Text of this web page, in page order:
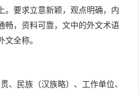
要求立意新颖，观点明确，内
畅，资料可靠，文中的外文术语
全称。
民族（汉族略）、工作单位、